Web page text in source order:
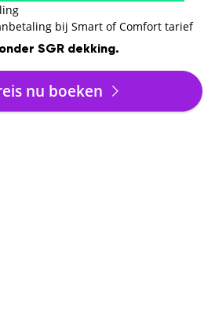
bij Smart of Comfort tarief
SGR dekking.
nu boeken